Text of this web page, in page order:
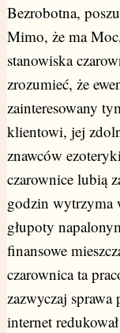
Bezrobotna,
Mimo, że ma
stanowiska
zrozumieć, że
zainteresowany
klientowi, jej
znawców
czarownice lubią
godzin wytrzyma
głupoty
finansowe
czarownica ta
zazwyczaj sprawa
internet